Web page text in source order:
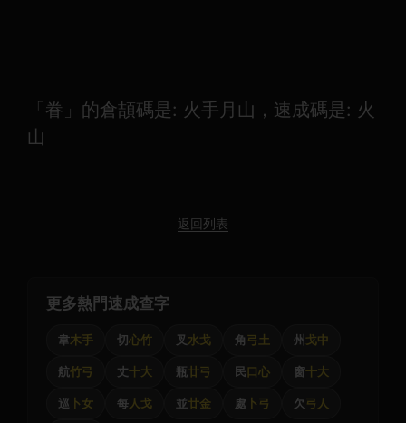
「眷」的倉頡碼是: 火手月山，速成碼是: 火
山
返回列表
更多熱門速成查字
韋木手 切心竹 叉 水戈 角弓土 州 戈中
航竹弓 丈十大 瓶廿弓 民口心 窗十大
巡 卜女 每人戈 並廿金 處 卜弓 欠弓人